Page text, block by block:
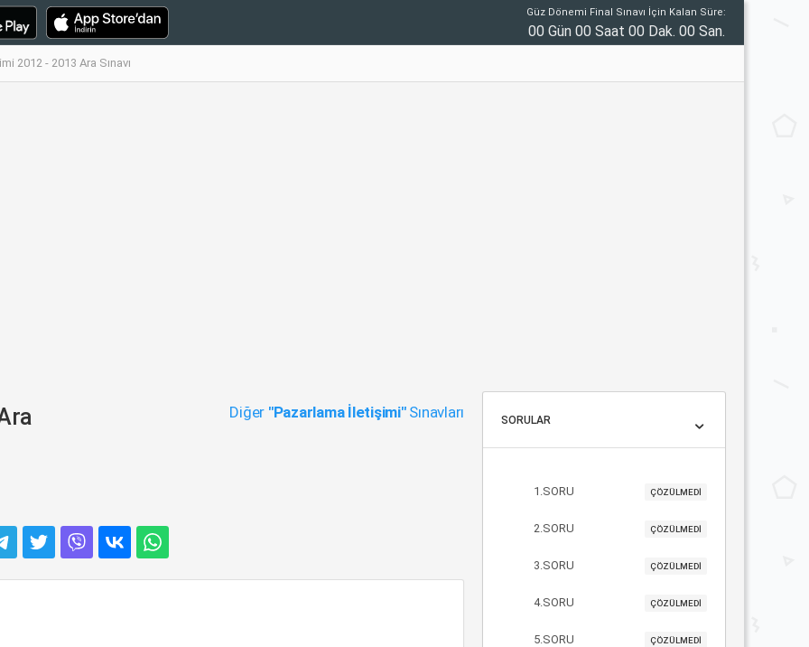
Güz Dönemi Final Sınavı İçin Kalan Süre:
00 Gün 00 Saat 00 Dak. 00 San.
2012 - 2013 Ara Sınavı
Diğer "Pazarlama İletişimi"Sınavları SORULAR
1.SORU ÇÖZÜLMEDİ
2.SORU ÇÖZÜLMEDİ
3.SORU ÇÖZÜLMEDİ
4.SORU ÇÖZÜLMEDİ
5.SORU ÇÖZÜLMEDİ